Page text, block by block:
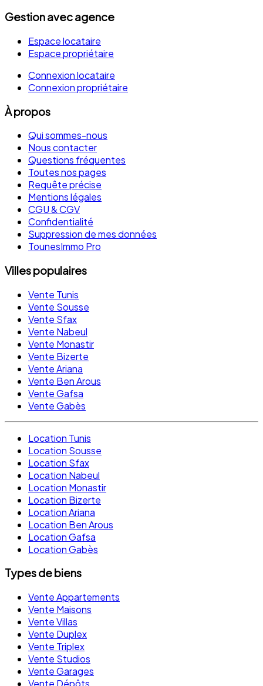
Gestion avec agence
Espace locataire
Espace propriétaire
Connexion locataire
Connexion propriétaire
À propos
Qui sommes-nous
Nous contacter
Questions fréquentes
Toutes nos pages
Requête précise
Mentions légales
CGU & CGV
Confidentialité
Suppression de mes données
TounesImmo Pro
Villes populaires
Vente Tunis
Vente Sousse
Vente Sfax
Vente Nabeul
Vente Monastir
Vente Bizerte
Vente Ariana
Vente Ben Arous
Vente Gafsa
Vente Gabès
Location Tunis
Location Sousse
Location Sfax
Location Nabeul
Location Monastir
Location Bizerte
Location Ariana
Location Ben Arous
Location Gafsa
Location Gabès
Types de biens
Vente Appartements
Vente Maisons
Vente Villas
Vente Duplex
Vente Triplex
Vente Studios
Vente Garages
Vente Dépôts